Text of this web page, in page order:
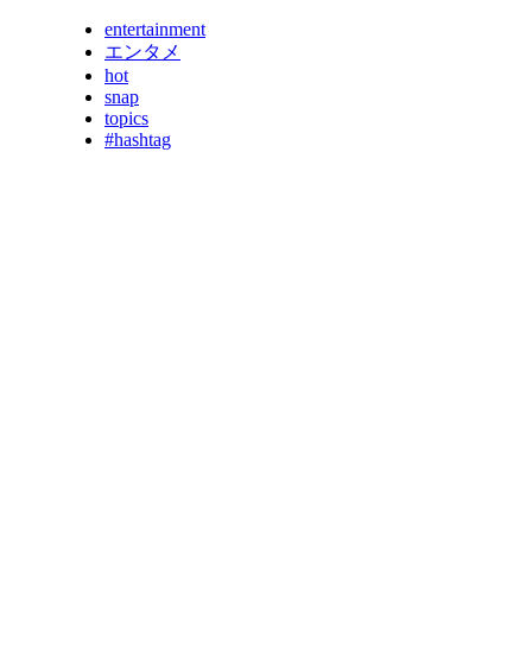
entertainment
エンタメ
hot
snap
topics
#hashtag